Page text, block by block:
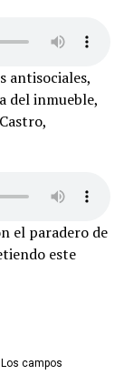
antisociales,
del inmueble,
el paradero de
este
Los campos